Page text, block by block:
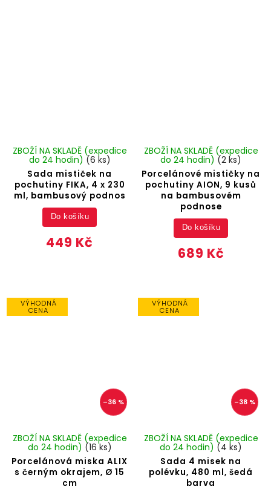
Sada mističek na
pochutiny FIKA, 4 x 230
ml, bambusový podnos
ZBOŽÍ NA SKLADĚ (expedice
do 24 hodin) (6 ks)
449 Kč
Do košíku
Porcelánové mističky na
pochutiny AION, 9 kusů
na bambusovém
podnose
ZBOŽÍ NA SKLADĚ (expedice
do 24 hodin) (2 ks)
689 Kč
Do košíku
VÝHODNÁ
CENA
–36 %
Porcelánová miska ALIX
s černým okrajem, Ø 15
cm
ZBOŽÍ NA SKLADĚ (expedice
do 24 hodin) (16 ks)
VÝHODNÁ
CENA
–38 %
Sada 4 misek na
polévku, 480 ml, šedá
barva
ZBOŽÍ NA SKLADĚ (expedice
do 24 hodin) (4 ks)